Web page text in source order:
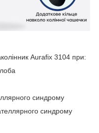
Aurafix 3104 при:
синдрому
синдрому